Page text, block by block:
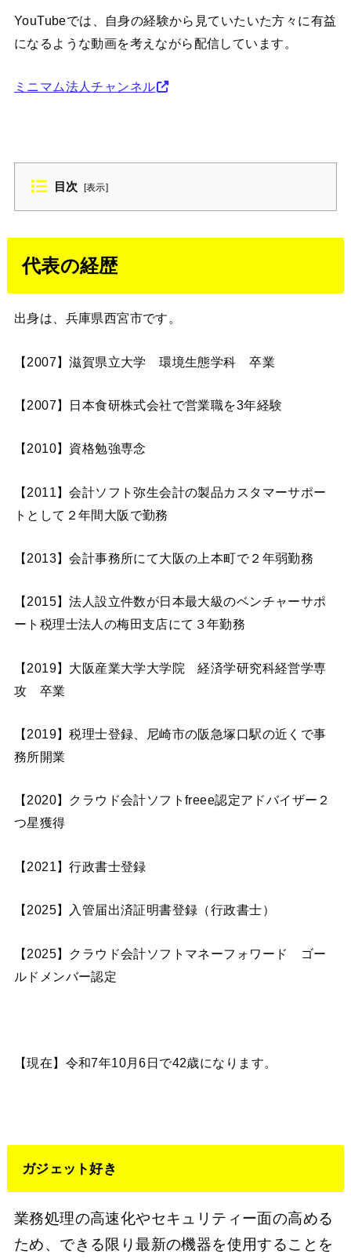
YouTubeでは、自身の経験から見ていたいた方々に有益
になるような動画を考えながら配信しています。
ミニマム法人チャンネル
目次 [表示]
代表の経歴
出身は、兵庫県西宮市です。
【2007】滋賀県立大学 環境生態学科 卒業
【2007】日本食研株式会社で営業職を3年経験
【2010】資格勉強専念
【2011】会計ソフト弥生会計の製品カスタマーサポー
トとして２年間大阪で勤務
【2013】会計事務所にて大阪の上本町で２年弱勤務
【2015】法人設立件数が日本最大級のベンチャーサポ
ート税理士法人の梅田支店にて３年勤務
【2019】大阪産業大学大学院 経済学研究科経営学専
攻 卒業
【2019】税理士登録、尼崎市の阪急塚口駅の近くで事
務所開業
【2020】クラウド会計ソフトfreee認定アドバイザー２
つ星獲得
【2021】行政書士登録
【2025】入管届出済証明書登録（行政書士）
【2025】クラウド会計ソフトマネーフォワード ゴー
ルドメンバー認定
【現在】令和7年10月6日で42歳になります。
ガジェット好き
業務処理の高速化やセキュリティー面の高める
ため、できる限り最新の機器を使用することを